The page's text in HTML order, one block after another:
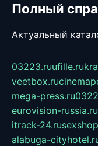
Полный
Актуальный
03223.ruufille.ru
veetbox.ru
mega-press.ru
eurovision-russia.ru
itrack-24.ru
alabuga-